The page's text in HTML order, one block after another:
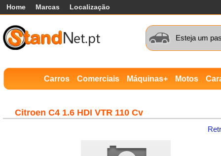
Home Marcas Localização
Esteja um
Carros Comerciais Máquinas+ Motos
Citroen C4 1.6 HDI VTR 110 Cv